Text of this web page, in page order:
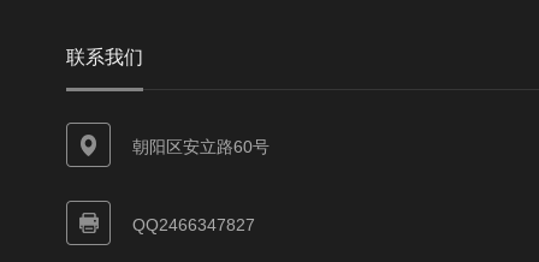
联系我们
朝阳区安立路60号
QQ2466347827